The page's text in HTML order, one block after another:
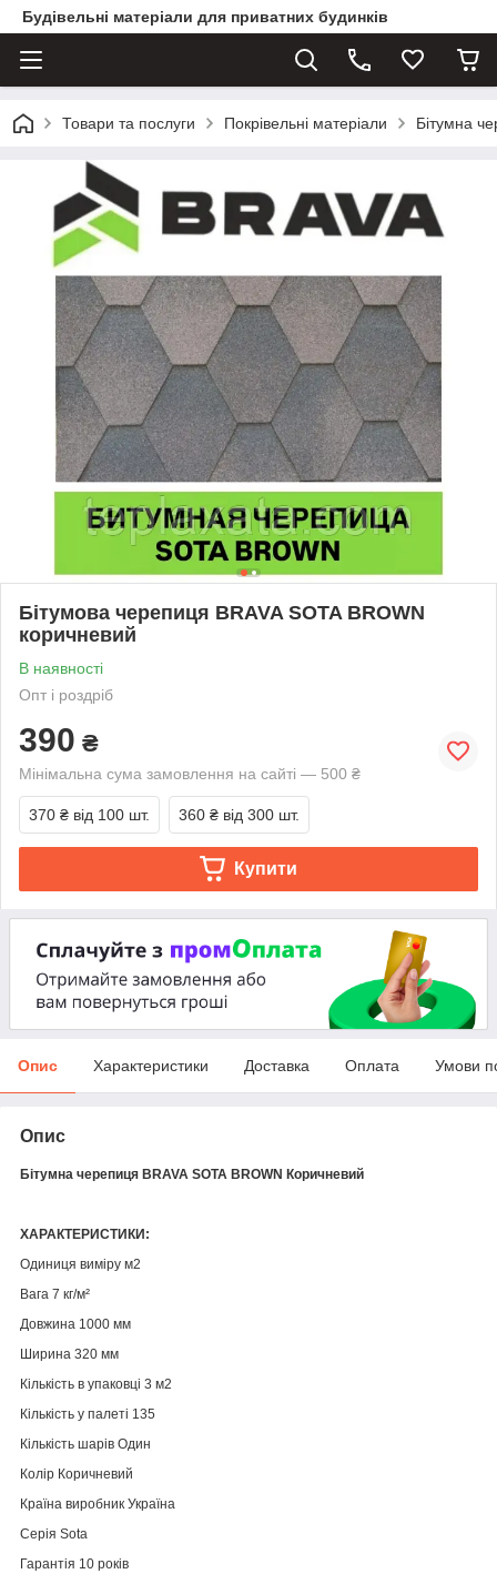
Будівельні матеріали для приватних будинків
Товари та послуги Покрівельні матеріали Бітумна
Бітумова черепиця BRAVA SOTA BROWN
коричневий
В наявності
Опт і роздріб
390 ₴
Мінімальна сума замовлення на сайті — 500 ₴
370 ₴ від 100 шт. 360 ₴ від 300 шт.
Купити
Опис Характеристики Доставка Оплата Умови
Опис
Бітумна черепиця BRAVA SOTA BROWN Коричневий
ХАРАКТЕРИСТИКИ:
Одиниця виміру м2
Вага 7 кг/м²
Довжина 1000 мм
Ширина 320 мм
Кількість в упаковці 3 м2
Кількість у палеті 135
Кількість шарів Один
Колір Коричневий
Країна виробник Україна
Серія Sota
Гарантія 10 років